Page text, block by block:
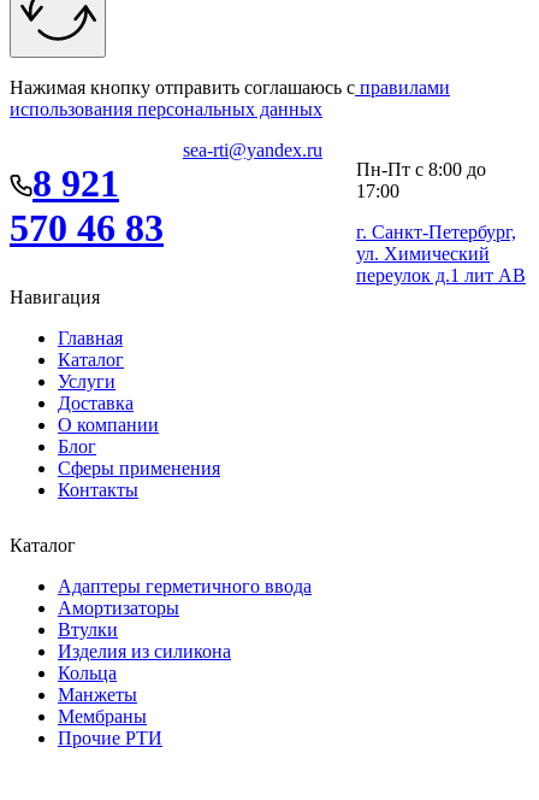
Нажимая кнопку отправить соглашаюсь с правилами
использования персональных данных
8 921
570 46 83
sea-rti@yandex.ru
Пн-Пт с 8:00 до
17:00
г. Санкт-Петербург,
ул. Химический
переулок д.1 лит АВ
Навигация
Главная
Каталог
Услуги
Доставка
О компании
Блог
Сферы применения
Контакты
Каталог
Адаптеры герметичного ввода
Амортизаторы
Втулки
Изделия из силикона
Кольца
Манжеты
Мембраны
Прочие РТИ